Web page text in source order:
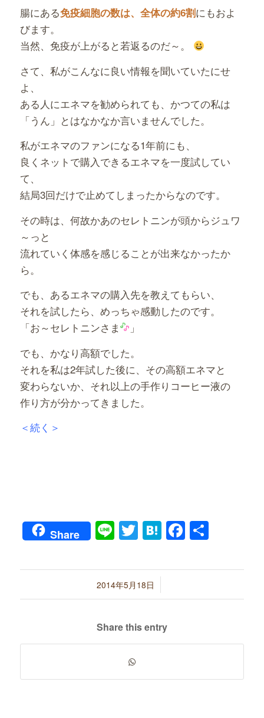
腸にある免疫細胞の数は、全体の約6割にもおよ
びます。
当然、免疫が上がると若返るのだ～。
さて、私がこんなに良い情報を聞いていたにせ
よ、
ある人にエネマを勧められても、かつての私は
「うん」とはなかなか言いませんでした。
私がエネマのファンになる1年前にも、
良くネットで購入できるエネマを一度試してい
て、
結局3回だけで止めてしまったからなのです。
その時は、何故かあのセレトニンが頭からジュワ
～っと
流れていく体感を感じることが出来なかったか
ら。
でも、あるエネマの購入先を教えてもらい、
それを試したら、めっちゃ感動したのです。
「お～セレトニンさま
」
でも、かなり高額でした。
それを私は2年試した後に、その高額エネマと
変わらないか、それ以上の手作りコーヒー液の
作り方が分かってきました。
＜続く＞
Share LineTwitter
Hatena共
2014年5月18日
/
Share this entry